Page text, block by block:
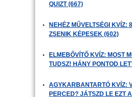
QUIZT (667)
NEHÉZ MŰVELTSÉGI KVÍZ:
ZSENIK KÉPESEK (602)
ELMEBŐVÍTŐ KVÍZ: MOST
TUDSZ! HÁNY PONTOD
AGYKARBANTARTÓ KVÍZ:
PERCED? JÁTSZD LE EZT